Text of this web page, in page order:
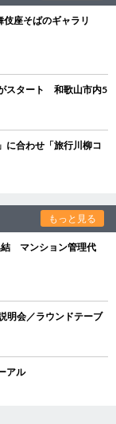
座そばのギャラリ
スタート 和歌山市内5
合わせ「旅行川柳コ
もっと見る
結 マンション管理代
明会／ラウンドテーブ
アル